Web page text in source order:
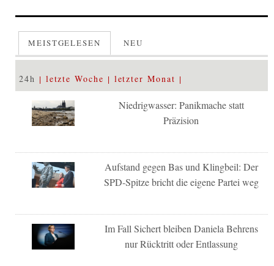
MEISTGELESEN NEU
24h letzte Woche letzter Monat
Niedrigwasser: Panikmache statt
Präzision
Aufstand gegen Bas und Klingbeil: Der
SPD-Spitze bricht die eigene Partei weg
Im Fall Sichert bleiben Daniela Behrens
nur Rücktritt oder Entlassung